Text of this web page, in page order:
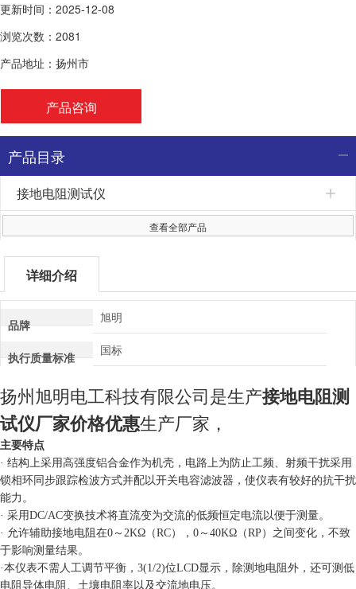
更新时间：2025-12-08
浏览次数：2081
产品地址：扬州市
产品咨询
产品目录
接地电阻测试仪
查看全部产品
详细介绍
品牌 旭明
执行质量标准 国标
扬州旭明电工科技有限公司是生产接地电阻测
试仪厂家价格优惠生产厂家，
主要特点
· 结构上采用高强度铝合金作为机壳，电路上为防止工频、射频干扰采用
锁相环同步跟踪检波方式并配以开关电容滤波器，使仪表有较好的抗干扰
能力。
· 采用DC/AC变换技术将直流变为交流的低频恒定电流以便于测量。
· 允许辅助接地电阻在0～2KΩ（RC），0～40KΩ（RP）之间变化，不致
于影响测量结果。
·本仪表不需人工调节平衡，3(1/2)位LCD显示，除测地电阻外，还可测低
电阻导体电阻、土壤电阻率以及交流地电压。